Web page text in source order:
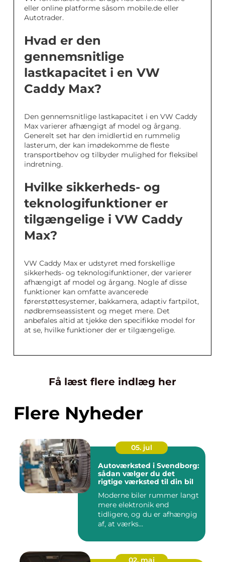
eller online platforme såsom mobile.de eller
Autotrader.
Hvad er den
gennemsnitlige
lastkapacitet i en VW
Caddy Max?
Den gennemsnitlige lastkapacitet i en VW Caddy
Max varierer afhængigt af model og årgang.
Generelt set har den imidlertid en rummelig
lasterum, der kan imødekomme de fleste
transportbehov og tilbyder mulighed for fleksibel
indretning.
Hvilke sikkerheds- og
teknologifunktioner er
tilgængelige i VW Caddy
Max?
VW Caddy Max er udstyret med forskellige
sikkerheds- og teknologifunktioner, der varierer
afhængigt af model og årgang. Nogle af disse
funktioner kan omfatte avancerede
førerstøttesystemer, bakkamera, adaptiv fartpilot,
nødbremseassistent og meget mere. Det
anbefales altid at tjekke den specifikke model for
at se, hvilke funktioner der er tilgængelige.
Få læst flere indlæg her
Flere Nyheder
05. jul
Autoværksted i Svendborg:
sådan vælger du det
rigtige værksted til din bil
Moderne biler rummer langt
mere elektronik end
tidligere, og du er afhængig
af, at værks...
02. maj